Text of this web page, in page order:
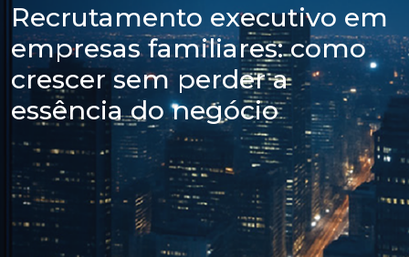
Recrutamento executivo em
empresas familiares: como
crescer sem perder a
essência do negócio